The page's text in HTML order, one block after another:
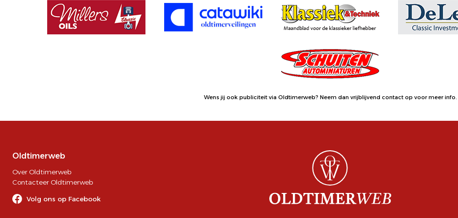
Wens jij ook publiciteit via Oldtimerweb? Neem dan vrijblijvend contact op voor meer info.
Oldtimerweb
Over Oldtimerweb
Contacteer Oldtimerweb
Volg ons op Facebook